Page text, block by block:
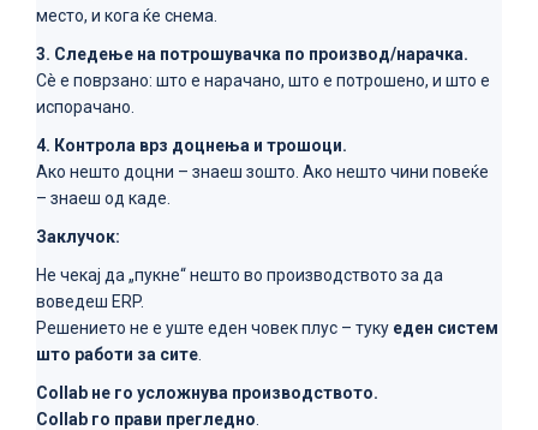
место, и кога ќе снема.
3. Следење на потрошувачка по производ/нарачка.
Сè е поврзано: што е нарачано, што е потрошено, и што е
испорачано.
4. Контрола врз доцнења и трошоци.
Ако нешто доцни – знаеш зошто. Ако нешто чини повеќе
– знаеш од каде.
Заклучок:
Не чекај да „пукне“ нешто во производството за да
воведеш ERP.
Решението не е уште еден човек плус – туку еден систем
што работи за сите
Collab не го усложнува производството.
Collab го прави прегледно